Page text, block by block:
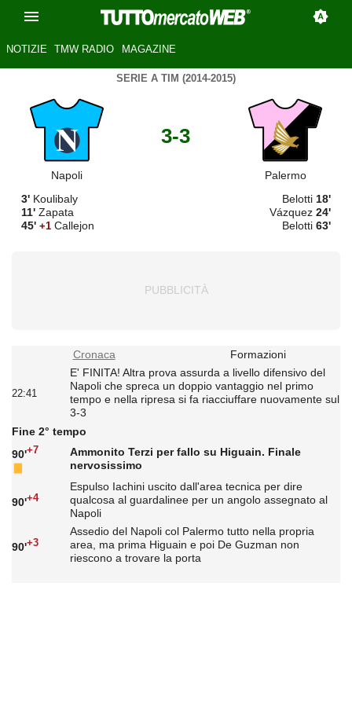
NOTIZIE TMW RADIO MAGAZINE
SERIE A TIM (2014-2015)
Napoli
3-3
Palermo
3' Koulibaly
11' Zapata
45' +1 Callejon
Belotti 18'
Vázquez 24'
Belotti 63'
Cronaca Formazioni
22:41
E' FINITA! Altra prova assurda a livello difensivo del
Napoli che spreca un doppio vantaggio nel primo
tempo e nella ripresa si fa riacciuffare nuovamente sul
3-3
Fine 2° tempo
90'+7
Ammonito Terzi per fallo su Higuain. Finale
nervosissimo
90'+4
Espulso Iachini uscito dall'area tecnica per dire
qualcosa al guardalinee per un angolo assegnato al
Napoli
90'+3
Assedio del Napoli col Palermo tutto nella propria
area, ma prima Higuain e poi De Guzman non
riescono a trovare la porta